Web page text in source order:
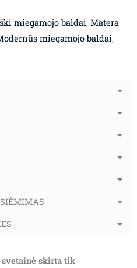
miegamojo baldai, Matera
miegamojo baldai,
skirta tik